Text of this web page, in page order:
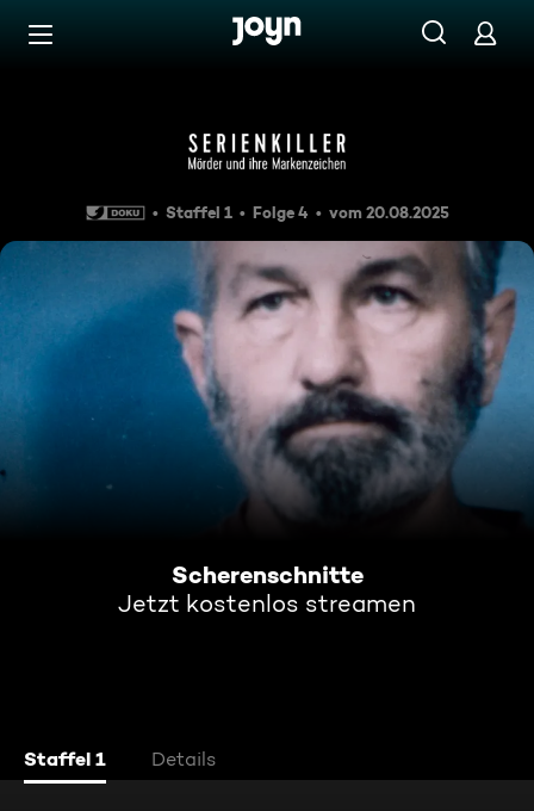
Zum Inhalt springen
Scherenschnitte
Staffel 1 Folge 4 vom 20.08.2025
Scherenschnitte
Jetzt kostenlos streamen
Staffel 1 Details